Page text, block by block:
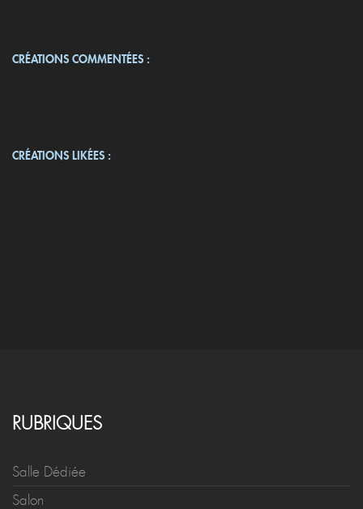
CRÉATIONS COMMENTÉES :
CRÉATIONS LIKÉES :
RUBRIQUES
Salle Dédiée
Salon